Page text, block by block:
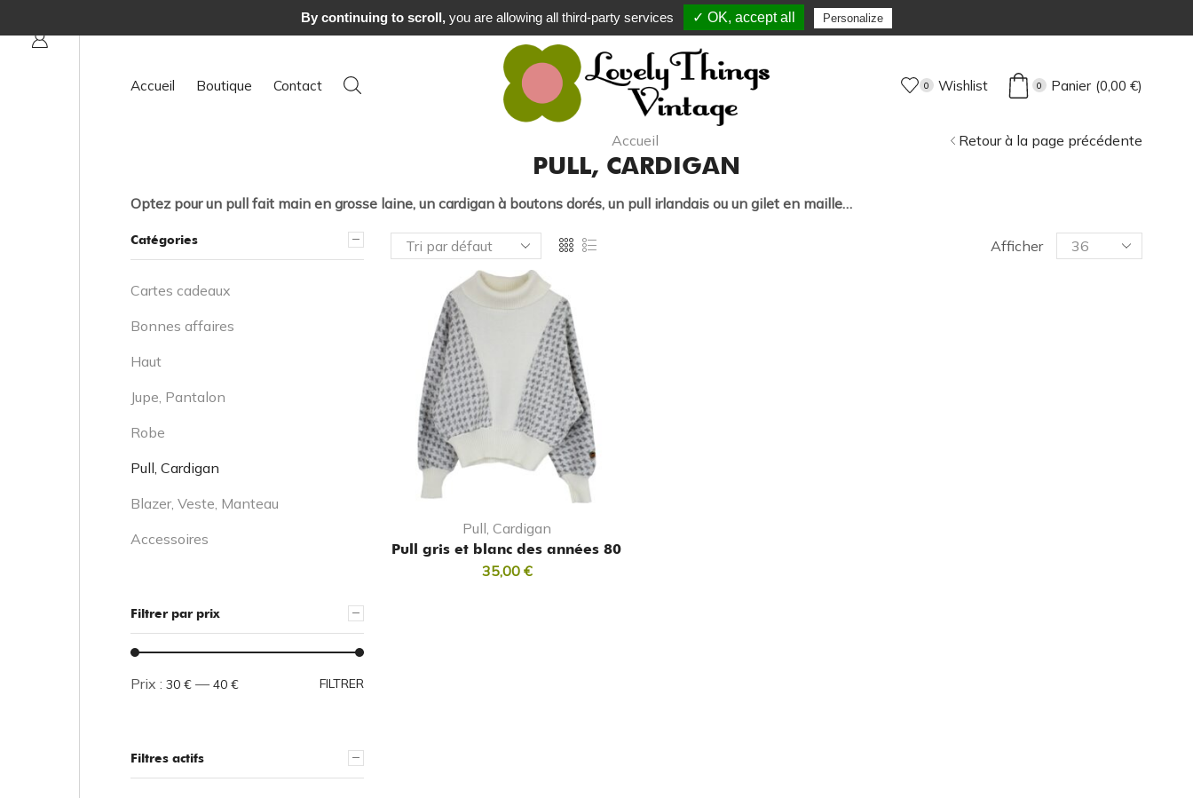
Livraison offerte en France : à partir de 80 € en point relais, à partir de 120 € à domicile
Accueil Boutique Contact 0 Wishlist 0 Panier (0,00 €)
Accueil
PULL, CARDIGAN
Retour à la page précédente
Optez pour un pull fait main en grosse laine, un cardigan à boutons dorés, un pull irlandais ou un gilet en maille…
Afficher
Pull, Cardigan
Pull gris et blanc des années 80
35,00 €
Catégories
Cartes cadeaux
Bonnes affaires
Haut
Jupe, Pantalon
Robe
Pull, Cardigan
Blazer, Veste, Manteau
Accessoires
Filtrer par prix
FILTRER
Prix : 30 € — 40 €
Filtres actifs
By continuing to scroll,you are allowing all third-party services ✓ OK, accept all Personalize